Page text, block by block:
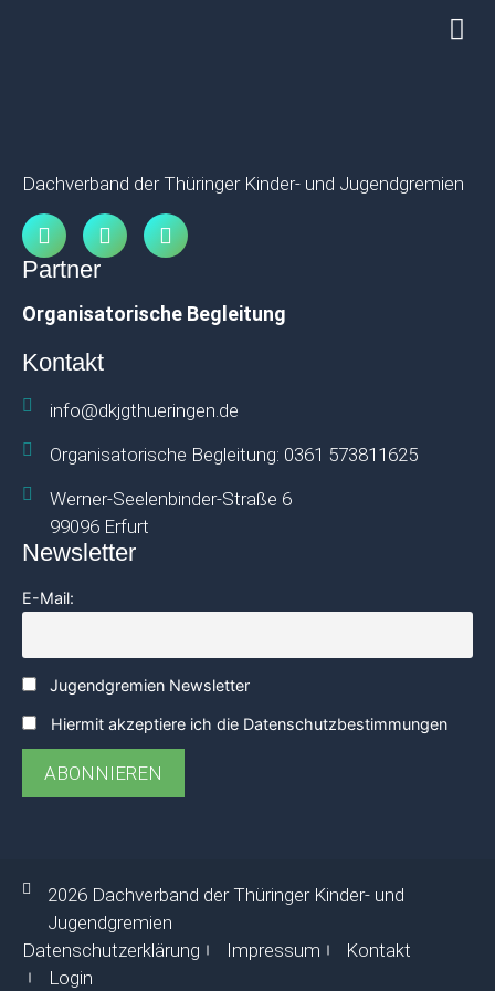
Dachverband der Thüringer Kinder- und Jugendgremien
Partner
Organisatorische Begleitung
Kontakt
info@dkjgthueringen.de
Organisatorische Begleitung: 0361 573811625
Werner-Seelenbinder-Straße 6
99096 Erfurt
Newsletter
E-Mail:
Jugendgremien Newsletter
Hiermit akzeptiere ich die Datenschutzbestimmungen
2026 Dachverband der Thüringer Kinder- und
Jugendgremien
Datenschutzerklärung
Impressum
Kontakt
Login